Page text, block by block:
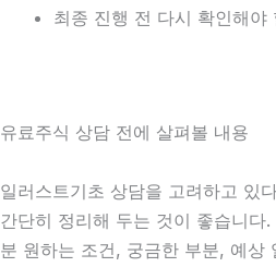
최종 진행 전 다시 확인해야
유료주식 상담 전에 살펴볼 내용
일러스트기초 상담을 고려하고 있
간단히 정리해 두는 것이 좋습니
분 원하는 조건, 궁금한 부분, 예상